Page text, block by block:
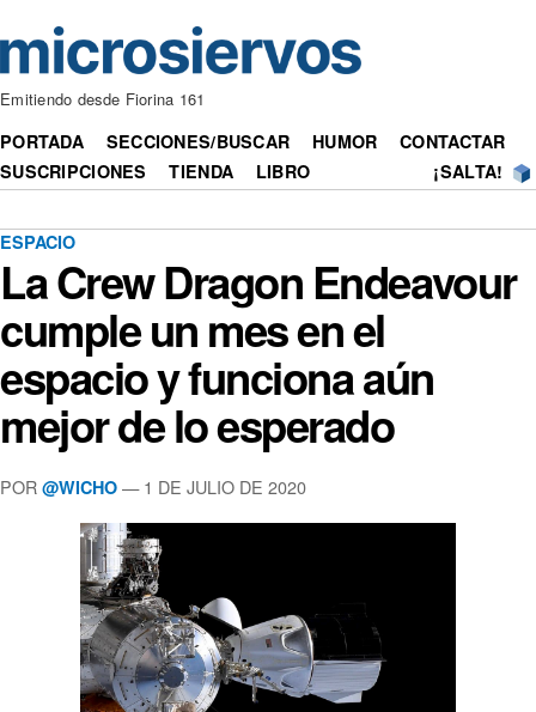
Emitiendo desde Fiorina 161
PORTADA SECCIONES/BUSCAR HUMOR
CONTACTAR
SUSCRIPCIONES
TIENDA LIBRO ¡SALTA!
ESPACIO
La Crew Dragon Endeavour
cumple un mes en el
espacio y funciona aún
mejor de lo esperado
POR @WICHO — 1 DE JULIO DE 2020